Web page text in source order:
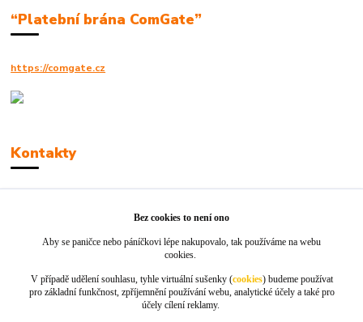
“Platební brána ComGate”
https://comgate.cz
Kontakty
info@jackie-shop.cz
Bez cookies to není ono
Aby se paničce nebo páníčkovi lépe nakupovalo, tak používáme na webu
cookies.
V případě udělení souhlasu, tyhle virtuální sušenky (cookies) budeme používat
pro základní funkčnost, zpříjemnění používání webu, analytické účely a také pro
účely cílení reklamy.